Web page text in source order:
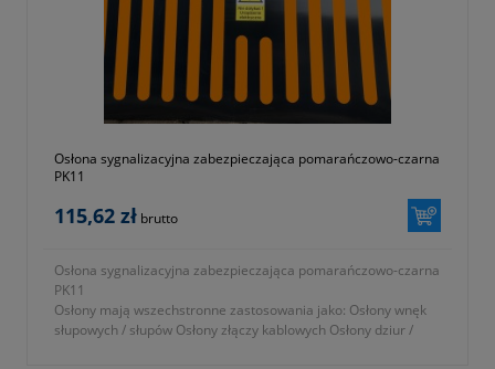
Osłona sygnalizacyjna zabezpieczająca pomarańczowo-czarna
PK11
115,62 zł brutto
Osłona sygnalizacyjna zabezpieczająca pomarańczowo-czarna
PK11
Osłony mają wszechstronne zastosowania jako: Osłony wnęk
słupowych / słupów Osłony złączy kablowych Osłony dziur /